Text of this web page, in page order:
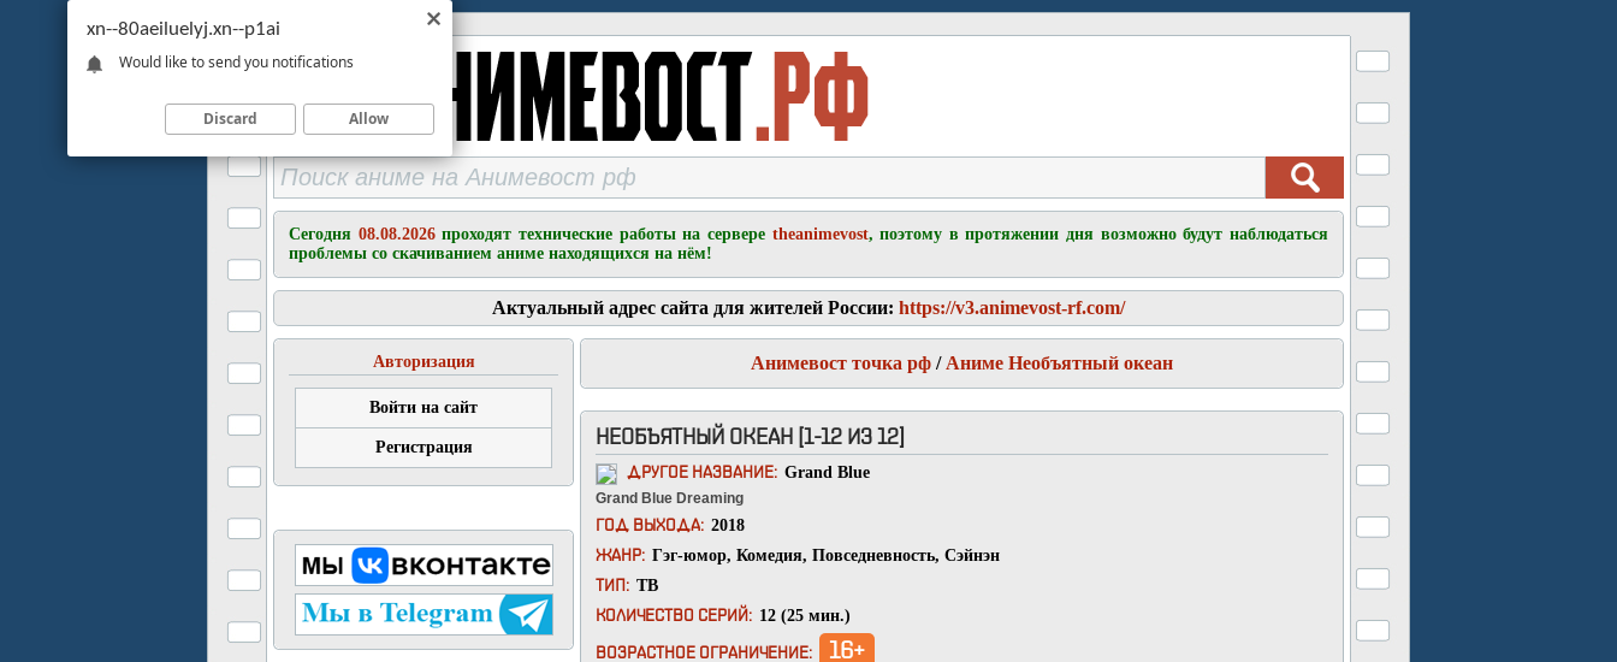
Сегодня 08.08.2026проходят технические работы на сервере theanimevost, поэтому в протяжении дня возможно будут наблюдаться
проблемы со скачиванием аниме находящихся на нём!
Актуальный адрес сайта для жителей России: https://v3.animevost-rf.com/
Авторизация
Войти на сайт
Регистрация
Анимевост точка рф / Аниме Необъятный океан
НЕОБЪЯТНЫЙ ОКЕАН [1-12 ИЗ 12]
ДРУГОЕ НАЗВАНИЕ: Grand Blue
Grand Blue Dreaming
ГОД ВЫХОДА: 2018
ЖАНР: Гэг-юмор, Комедия, Повседневность, Сэйнэн
ТИП: ТВ
КОЛИЧЕСТВО СЕРИЙ: 12 (25 мин.)
ВОЗРАСТНОЕ ОГРАНИЧЕНИЕ: 16+
xn--80aeiluelyj.xn--p1ai
Would like to send you notifications
Discard Allow